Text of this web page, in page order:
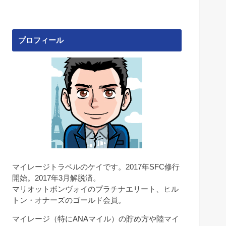
プロフィール
マイレージトラベルのケイです。2017年SFC修行
開始。2017年3月解脱済。
マリオットボンヴォイのプラチナエリート、ヒル
トン・オナーズのゴールド会員。
マイレージ（特にANAマイル）の貯め方や陸マイ